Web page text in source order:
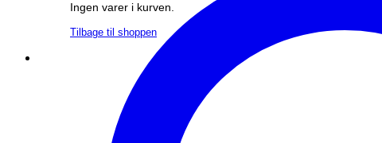
Ingen varer i kurven.
Tilbage til shoppen